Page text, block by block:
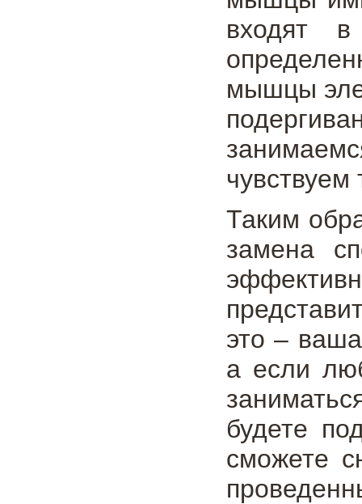
входят
мышцы
Таким
замена
это –
а если
будете
сможете